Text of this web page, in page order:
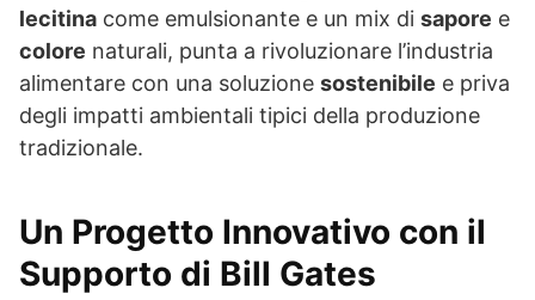
lecitina come emulsionante e un mix di sapore e
colore naturali, punta a rivoluzionare l’industria
alimentare con una soluzione sostenibile e priva
degli impatti ambientali tipici della produzione
tradizionale.
Un Progetto Innovativo con il
Supporto di Bill Gates